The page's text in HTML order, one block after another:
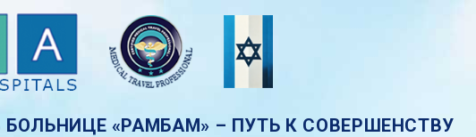
«РАМБАМ» – ПУТЬ К СОВЕРШЕНСТВУ